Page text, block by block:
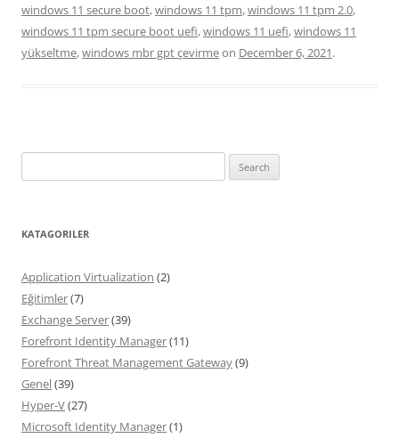
windows 11 secure boot,windows 11 tpm,windows 11 tpm 2.0,
windows 11 tpm secure boot uefi,windows 11 uefi,windows 11
yükseltme,windows mbr gpt çevirmeon December 6, 2021.
for:
KATAGORILER
Application Virtualization (2)
Eğitimler(7)
Exchange Server(39)
Forefront Identity Manager(11)
Forefront Threat Management Gateway(9)
Genel(39)
Hyper-V(27)
Microsoft Identity Manager(1)